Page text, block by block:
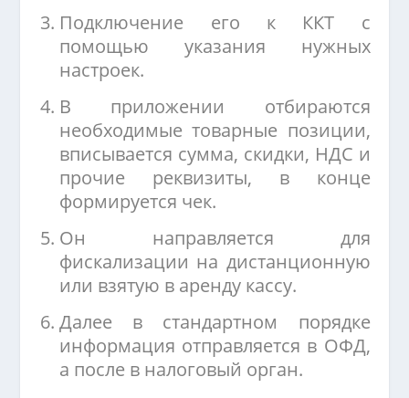
Подключение его к ККТ с
помощью указания нужных
настроек.
В приложении отбираются
необходимые товарные позиции,
вписывается сумма, скидки, НДС и
прочие реквизиты, в конце
формируется чек.
Он направляется для
фискализации на дистанционную
или взятую в аренду кассу.
Далее в стандартном порядке
информация отправляется в ОФД,
а после в налоговый орган.